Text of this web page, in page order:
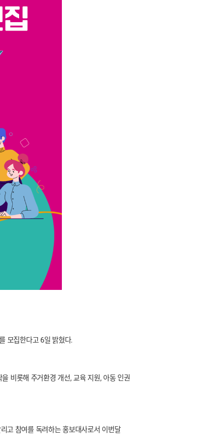
모집한다고 6일 밝혔다.
비롯해 주거환경 개선, 교육 지원, 아동 인권
고 참여를 독려하는 홍보대사로서 이번달